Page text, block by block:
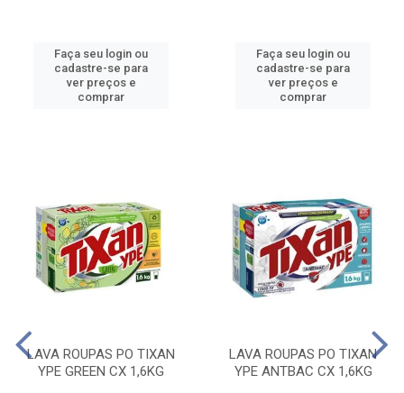
Faça seu login ou
cadastre-se para
ver preços e
comprar
Faça seu login ou
cadastre-se para
ver preços e
comprar
LAVA ROUPAS PO TIXAN
YPE GREEN CX 1,6KG
LAVA ROUPAS PO TIXAN
YPE ANTBAC CX 1,6KG